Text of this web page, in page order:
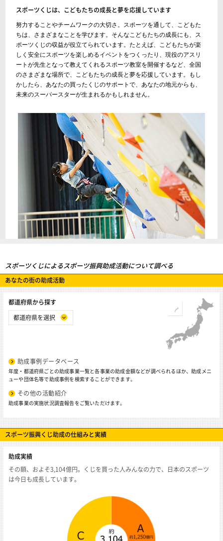
スポーツくじは、こどもたちの成長と夢を応援しています
努力することやチームワークの大切さ。スポーツを通して、こどもた
ちは、さまざまなことを学びます。そんなこどもたちの成長にも、ス
ポーツくじの収益が役立てられています。たとえば、こどもたちが楽
しく安全にスポーツを楽しめるイベントをつくったり、現役のアスリ
ートが先生となって教えてくれるスポーツ教室を開催するなど、全国
のさまざまな場所で、こどもたちの成長と夢を応援しています。もし
かしたら、あなたの買ったくじのサポートで、あなたの地元からも、
未来のスーパースターが生まれるかもしれません。
スポーツくじによるスポーツ振興助成活動について調べる
あなたの街の助成活動
都道府県から探す
都道府県を選択
助成事例データベース
年度・都道府県ごとの助成事業一覧と各事業の助成金額などが調べられるほか、助成メニ
ューや団体名等で助成事例を検索することができます。
その他の活動紹介
助成事業の実施状況調査報告をご覧いただけます。
スポーツ振興くじ助成の仕組みと実績
助成実績
その額、およそ3,104億円。くじを買った人みんなの力で、日本のスポーツ
は今日も成長しています。